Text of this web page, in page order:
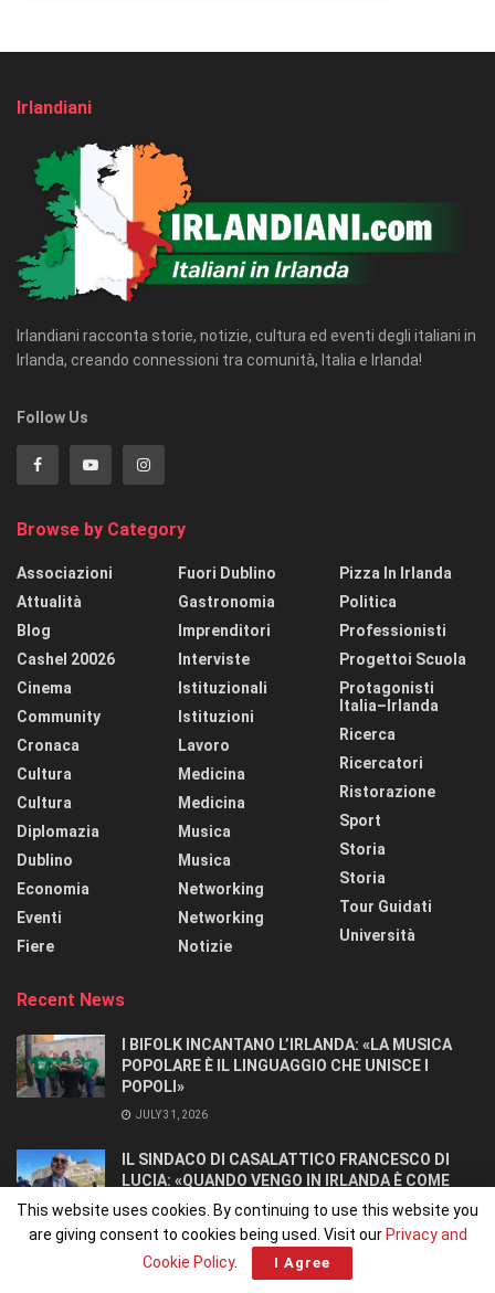
Irlandiani
Irlandiani racconta storie, notizie, cultura ed eventi degli italiani in
Irlanda, creando connessioni tra comunità, Italia e Irlanda!
Follow Us
Browse by Category
Associazioni
Attualità
Blog
Cashel 20026
Cinema
Community
Cronaca
Cultura
Cultura
Diplomazia
Dublino
Economia
Eventi
Fiere
Fuori Dublino
Gastronomia
Imprenditori
Interviste
Istituzionali
Istituzioni
Lavoro
Medicina
Medicina
Musica
Musica
Networking
Networking
Notizie
Pizza In Irlanda
Politica
Professionisti
Progettoi Scuola
Protagonisti
Italia–Irlanda
Ricerca
Ricercatori
Ristorazione
Sport
Storia
Storia
Tour Guidati
Università
Recent News
I BIFOLK INCANTANO L’IRLANDA: «LA MUSICA
POPOLARE È IL LINGUAGGIO CHE UNISCE I
POPOLI»
JULY 31, 2026
IL SINDACO DI CASALATTICO FRANCESCO DI
LUCIA: «QUANDO VENGO IN IRLANDA È COME
TORNARE A CASA».
JULY 27, 2026
This website uses cookies. By continuing to use this website you
are giving consent to cookies being used. Visit our Privacy and
Cookie Policy. I Agree